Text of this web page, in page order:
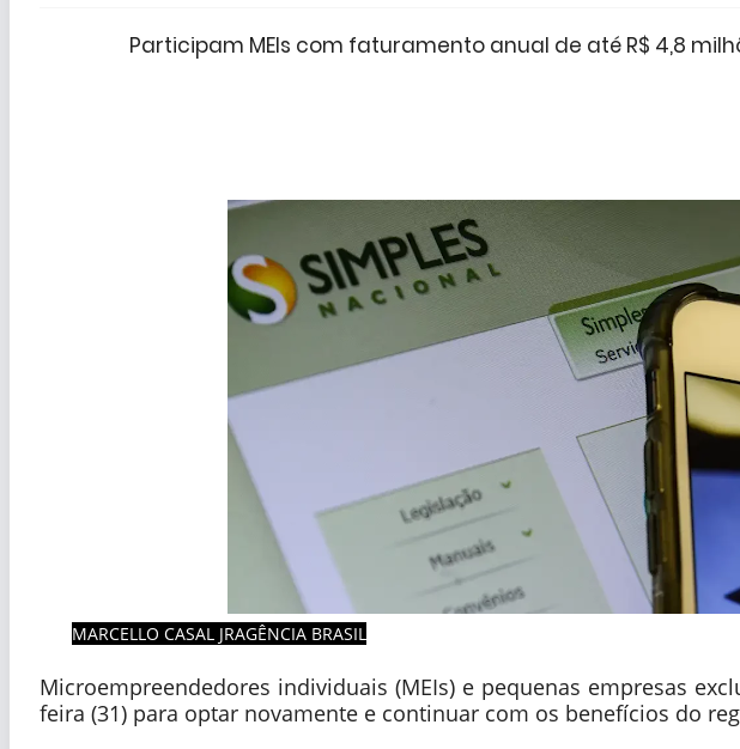
Participam MEIs com faturamento anual de até R$ 4,8
MARCELLO CASAL JRAGÊNCIA BRASIL
Microempreendedores individuais (MEIs) e pequenas empresas
feira (31) para optar novamente e continuar com os benefícios do